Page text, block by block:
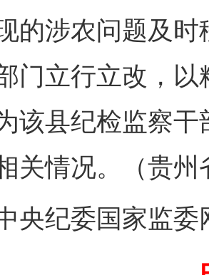
的涉农问题及
门立行立改，
该县纪检监察
关情况。（贵
纪委国家监委
助力责任有效落实 一纸欠